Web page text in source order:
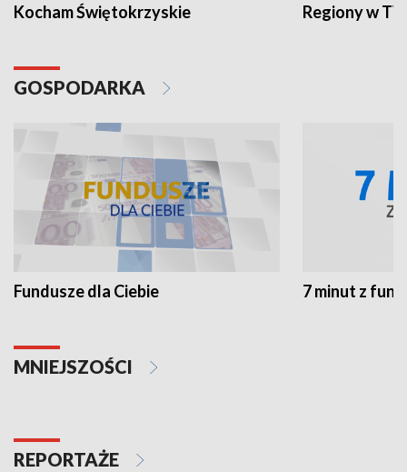
Kocham Świętokrzyskie Regiony w
GOSPODARKA
Fundusze dla Ciebie 7 minut z
MNIEJSZOŚCI
REPORTAŻE